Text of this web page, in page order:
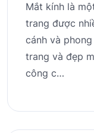
Mắt kính là
trang được
cánh và
trang và đẹp
công c…